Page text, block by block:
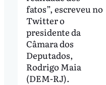
fatos”, escreveu no
Twitter o
presidente da
Câmara dos
Deputados,
Rodrigo Maia
(DEM-RJ).